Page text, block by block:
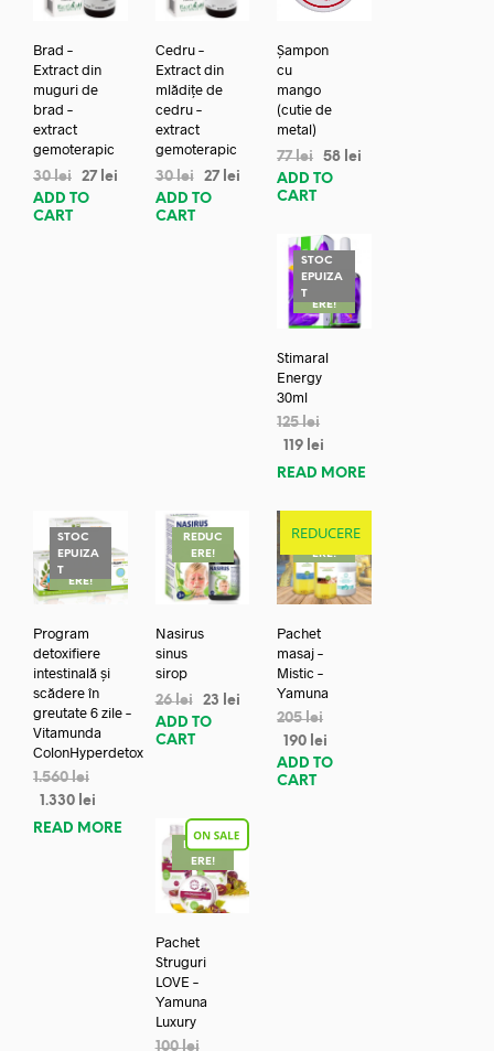
Brad –
Extract din
muguri de
brad –
extract
gemoterapic
30lei 27 lei
ADD TO
CART
Cedru –
Extract din
mlădițe de
cedru –
extract
gemoterapic
30lei 27 lei
ADD TO
CART
Șampon
cu
mango
(cutie de
metal)
77lei 58 lei
ADD TO
CART
STOC
EPUIZA
TREDUC
ERE!
Stimaral
Energy
30ml
125lei
119 lei
READ MORE
STOC
EPUIZA
TREDUC
ERE!
Program
detoxifiere
intestinală și
scădere în
greutate 6 zile –
Vitamunda
ColonHyperdetox
1.560lei
1.330 lei
READ MORE
REDUC
ERE!
Nasirus
sinus
sirop
26lei 23
lei
ADD TO
CART
REDUCERE
REDUC
ERE!
Pachet
masaj –
Mistic –
Yamuna
205lei
190 lei
ADD TO
CART
REDUC
ERE!
Pachet
Struguri
LOVE –
Yamuna
Luxury
100lei